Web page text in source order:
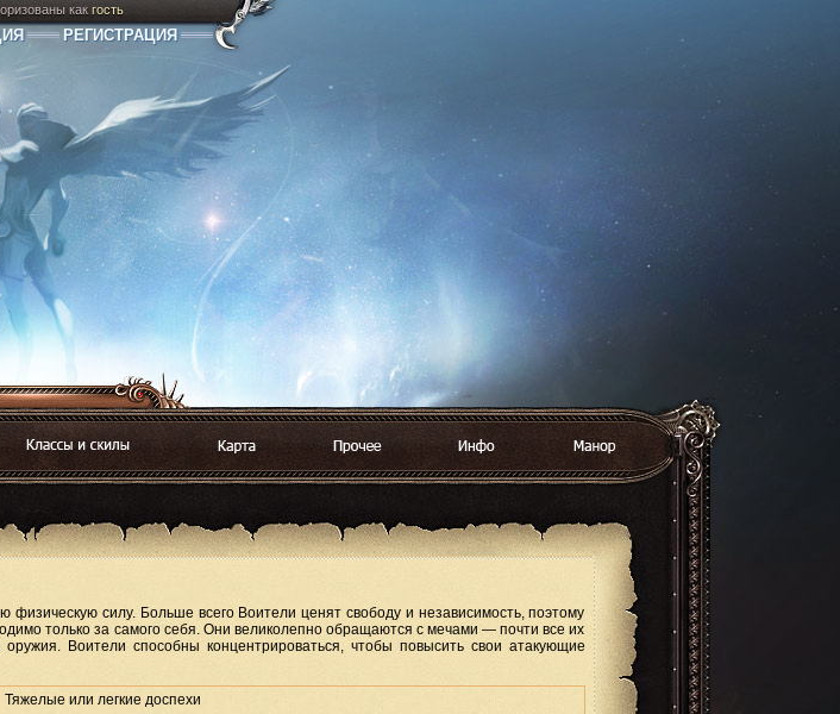
как гость
РЕГИСТРАЦИЯ
силу. Больше всего Воители ценят свободу и независимость, поэтому
только за самого себя. Они великолепно обращаются с мечами — почти все их
Воители способны концентрироваться, чтобы повысить свои атакующие
Тяжелые или легкие доспехи